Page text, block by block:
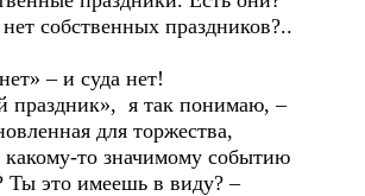
собственных праздников?..
– и суда нет!
я так понимаю, –
для торжества,
то значимому событию
Ты это имеешь в виду? –